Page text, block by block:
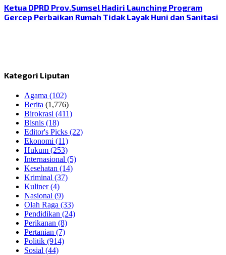
Ketua DPRD Prov.Sumsel Hadiri Launching Program
Gercep Perbaikan Rumah Tidak Layak Huni dan Sanitasi
Kategori Liputan
Agama (102)
Berita (1,776)
Birokrasi (411)
Bisnis (18)
Editor's Picks (22)
Ekonomi (11)
Hukum (253)
Internasional (5)
Kesehatan (14)
Kriminal (37)
Kuliner(4)
Nasional (9)
Olah Raga (33)
Pendidikan (24)
Perikanan (8)
Pertanian (7)
Politik (914)
Sosial (44)